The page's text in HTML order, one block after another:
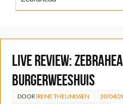
LIVE REVIEW:
Burgerweeshuis
DOOR IRENE THEUNISSEN
30/04/